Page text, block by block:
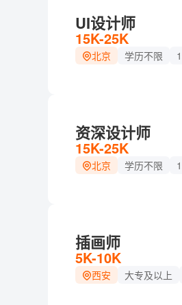
UI设计师
15K-25K
北京 学历不限
资深设计师
15K-25K
北京 学历不限
插画师
5K-10K
西安 大专及以上